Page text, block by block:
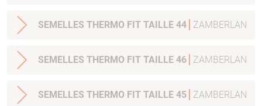
SEMELLES THERMO FIT TAILLE 44 ZAMBERLAN
SEMELLES THERMO FIT TAILLE 46 ZAMBERLAN
SEMELLES THERMO FIT TAILLE 45 ZAMBERLAN